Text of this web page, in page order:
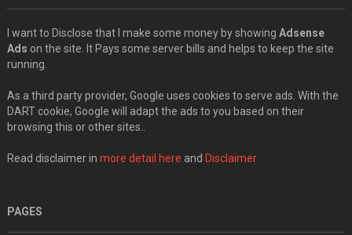
I want to Disclose that I make some money by showing Adsense
Ads on the site. It Pays some server bills and helps to keep the site
running.
As a third party provider, Google uses cookies to serve ads. With the
DART cookie, Google will adapt the ads to you based on their
browsing this or other sites..
Read disclaimer in more detail here and Disclaimer
PAGES